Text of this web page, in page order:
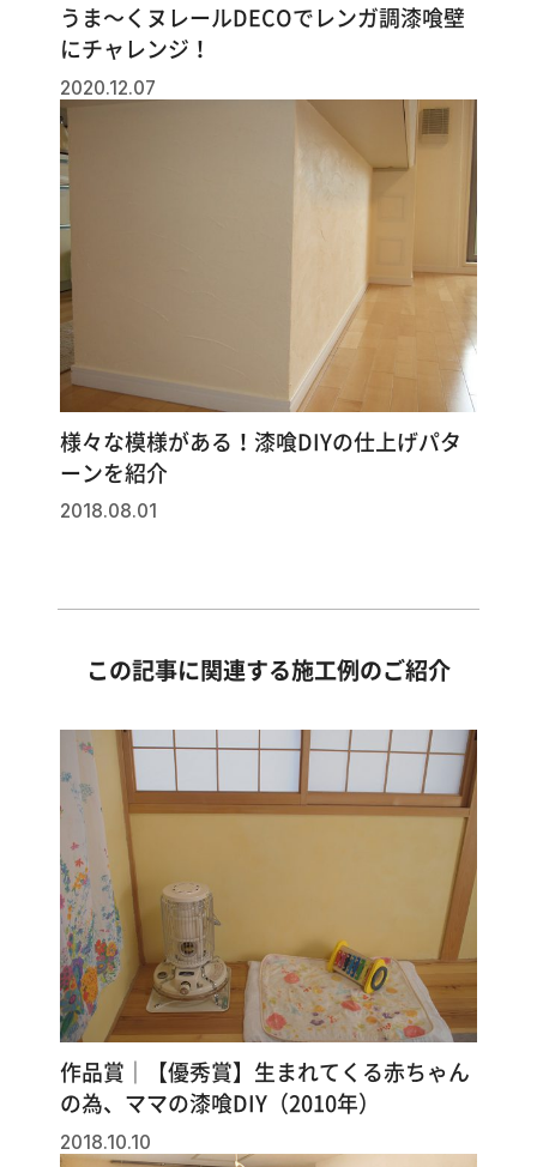
うま～くヌレールDECOでレンガ調漆喰壁
にチャレンジ！
2020.12.07
様々な模様がある！漆喰DIYの仕上げパタ
ーンを紹介
2018.08.01
この記事に関連する施工例のご紹介
作品賞｜【優秀賞】生まれてくる赤ちゃん
の為、ママの漆喰DIY（2010年）
2018.10.10